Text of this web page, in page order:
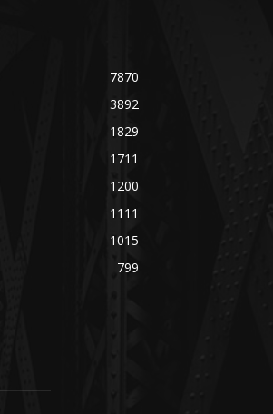
7870
3892
1829
1711
1200
1111
1015
799